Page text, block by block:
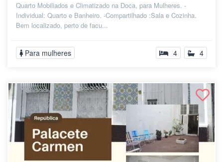
Quarto Mobiliados e Climatizado na Doca, para Mulheres. -
Individual: Quarto e Banheiro. -Compartilhado :Sala e Cozinha.
Bem localizado, perto de facu...
Para mulheres 4 4